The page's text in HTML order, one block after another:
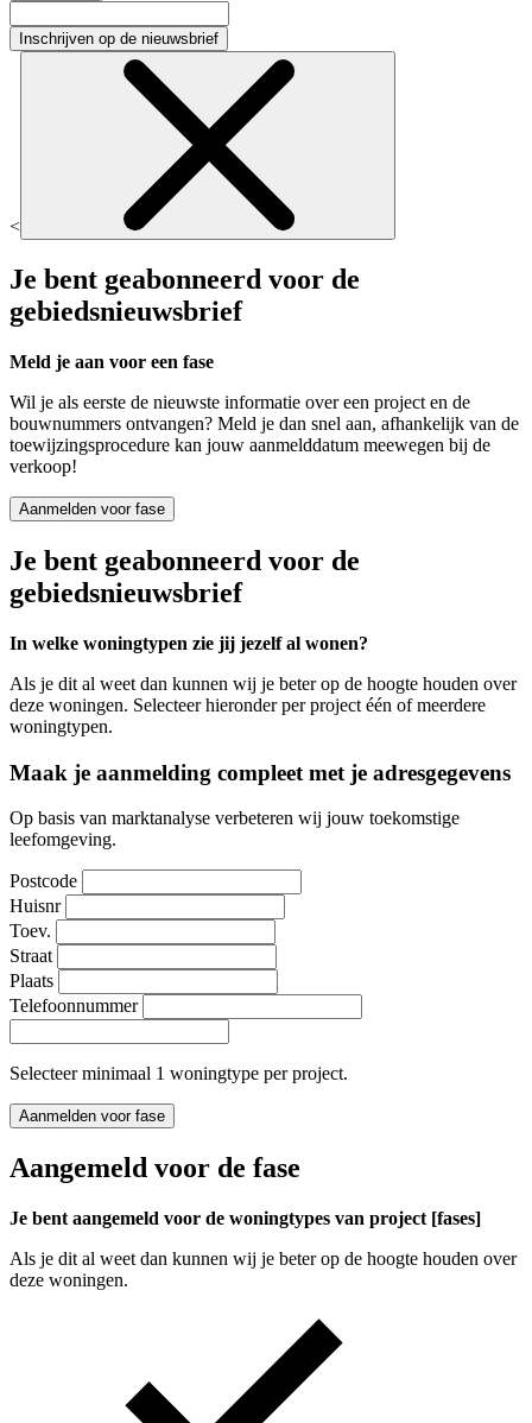
Inschrijven op de nieuwsbrief
<
Je bent geabonneerd voor de
gebiedsnieuwsbrief
Meld je aan voor een fase
Wil je als eerste de nieuwste informatie over een project en de
bouwnummers ontvangen? Meld je dan snel aan, afhankelijk van de
toewijzingsprocedure kan jouw aanmelddatum meewegen bij de
verkoop!
Aanmelden voor fase
Je bent geabonneerd voor de
gebiedsnieuwsbrief
In welke woningtypen zie jij jezelf al wonen?
Als je dit al weet dan kunnen wij je beter op de hoogte houden over
deze woningen. Selecteer hieronder per project één of meerdere
woningtypen.
Maak je aanmelding compleet met je adresgegevens
Op basis van marktanalyse verbeteren wij jouw toekomstige
leefomgeving.
Postcode
Huisnr
Toev.
Straat
Plaats
Telefoonnummer
Selecteer minimaal 1 woningtype per project.
Aanmelden voor fase
Aangemeld voor de fase
Je bent aangemeld voor de woningtypes van project [fases]
Als je dit al weet dan kunnen wij je beter op de hoogte houden over
deze woningen.